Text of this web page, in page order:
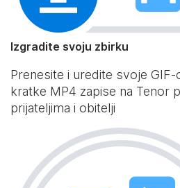
Izgradite svoju zbirku
Prenesite i uredite svoje GIF-
kratke MP4 zapise na Tenor
prijateljima i obitelji